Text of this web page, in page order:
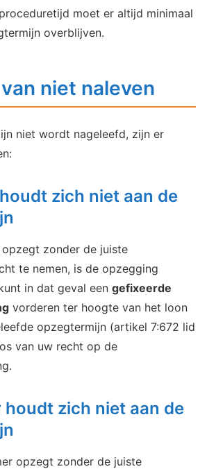
moet er altijd minimaal
overblijven.
niet naleven
niet wordt nageleefd, zijn er
zich niet aan de
zonder de juiste
te nemen, is de opzegging
in dat geval een gefixeerde
vorderen ter hoogte van het loon
opzegtermijn (artikel 7:672 lid
van uw recht op de
houdt zich niet aan de
opzegt zonder de juiste